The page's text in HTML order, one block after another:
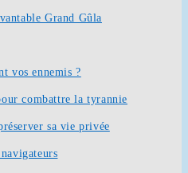
Grand Gûla
vos ennemis ?
combattre la tyrannie
sa vie privée